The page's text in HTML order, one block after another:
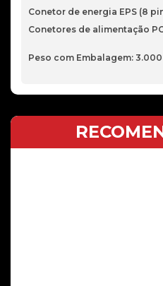
Conetor de energia EPS (8
Conetores de alimentação
Peso com Embalagem: 3.000